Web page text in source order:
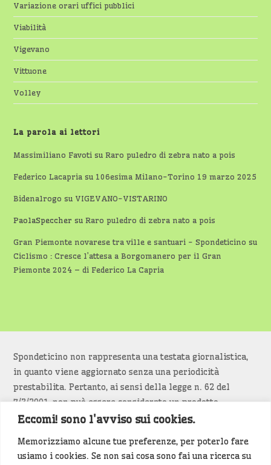
Eccomi! sono l'avviso sui cookies.
Memorizziamo alcune tue preferenze, per poterlo fare
usiamo i cookies. Se non sai cosa sono fai una ricerca su
Variazione orari uffici pubblici
Viabilità
Vigevano
Vittuone
Volley
La parola ai lettori
Massimiliano Favoti suRaro puledro di zebra nato a pois
Federico Lacapria su 106esima Milano-Torino 19 marzo 2025
Bidenalrogo su VIGEVANO-VISTARINO
PaolaSpeccher suRaro puledro di zebra nato a pois
Gran Piemonte novarese tra ville e santuari - Spondeticino su
Ciclismo : Cresce l’attesa a Borgomanero per il Gran
Piemonte 2024 – di Federico La Capria
Spondeticino non rappresenta una testata giornalistica,
in quanto viene aggiornato senza una periodicità
prestabilita. Pertanto, ai sensi della legge n. 62 del
7/3/2001, non può essere considerato un prodotto
editoriale.
Siamo attenti a non violare copyright e diritti
d’immagine. Se un contenuto è di tua proprietà e vuoi